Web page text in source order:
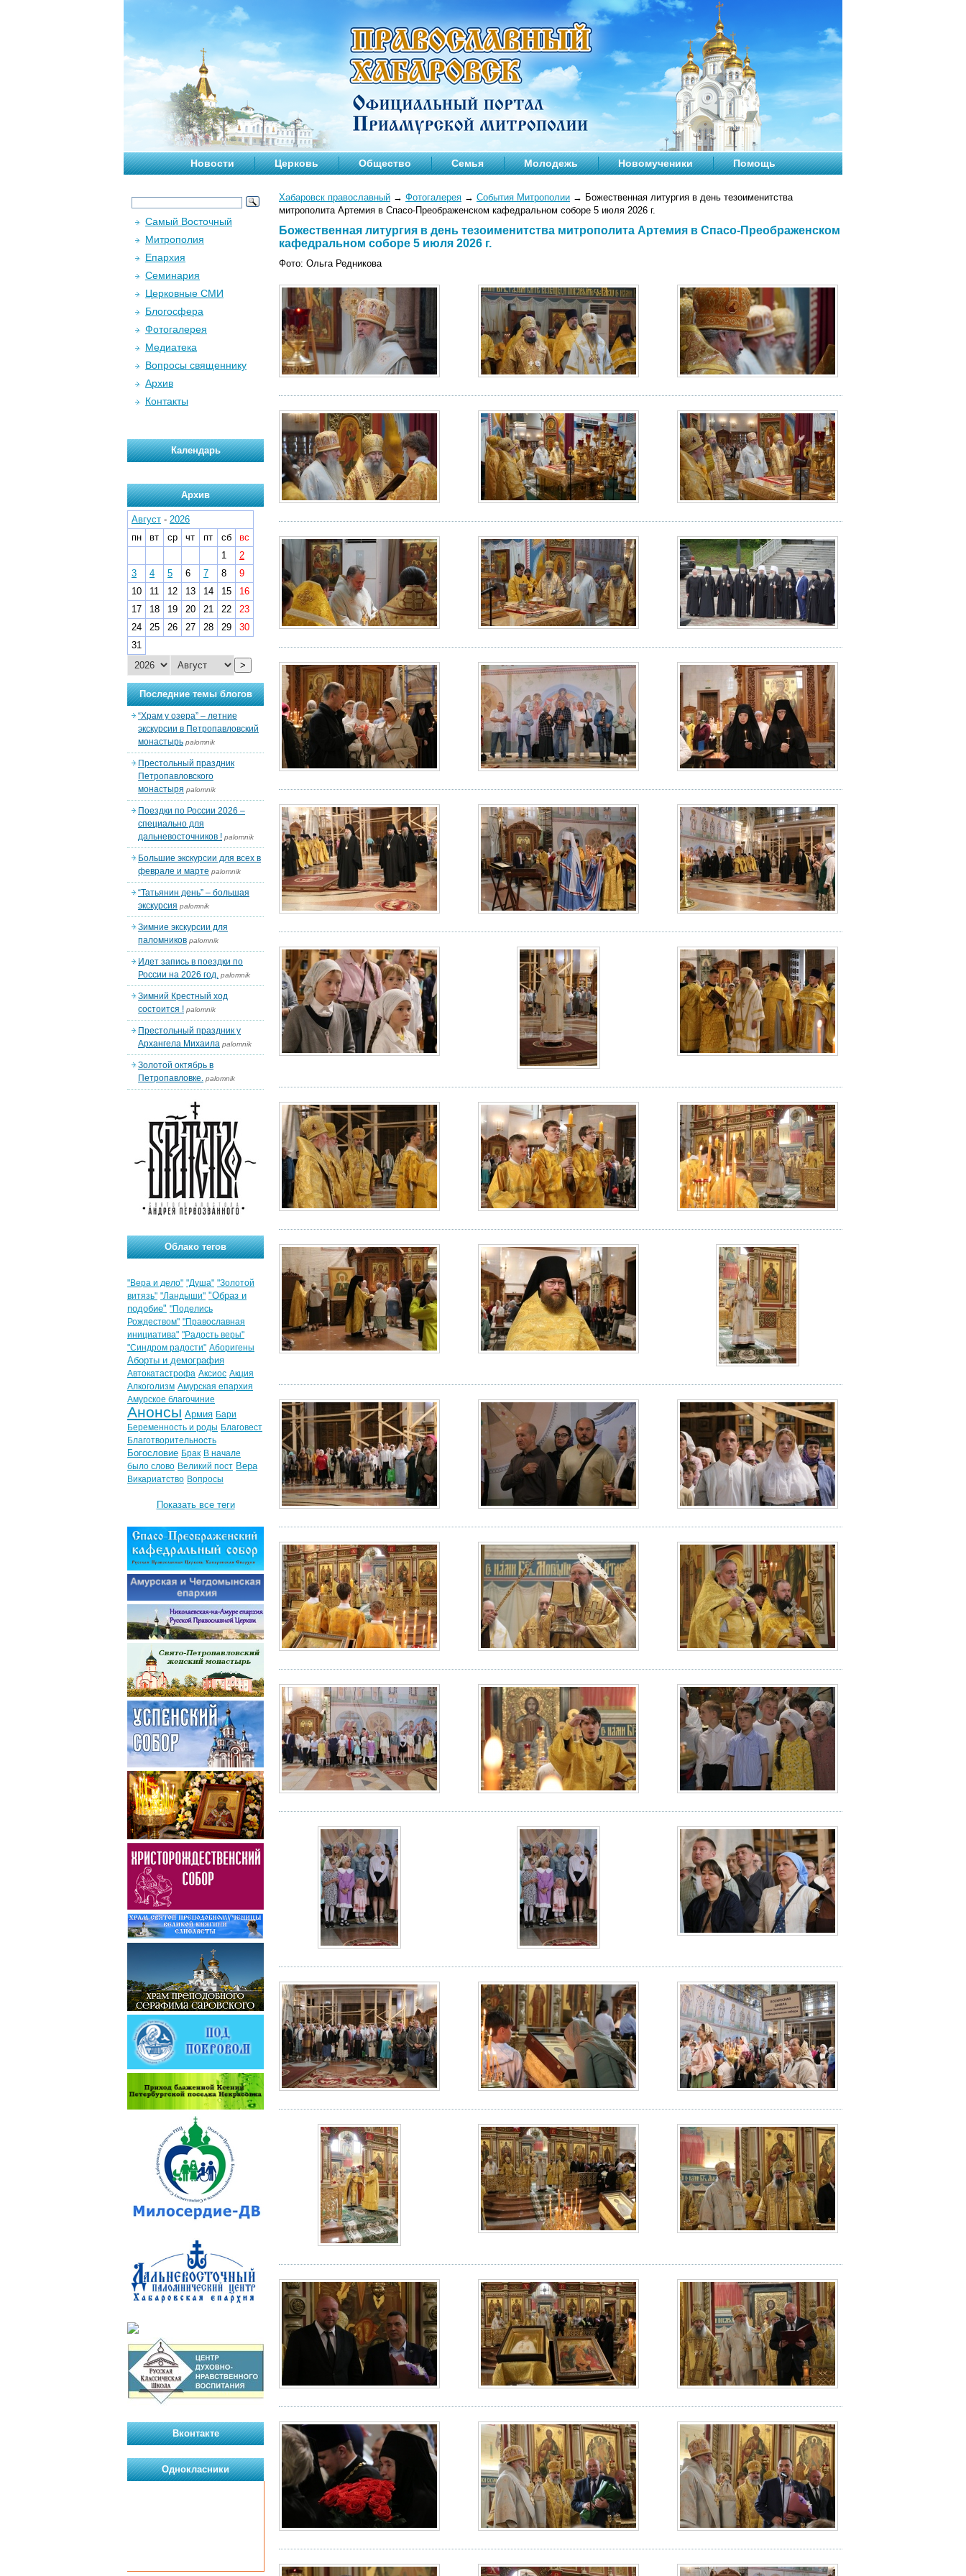
Новости Церковь Общество Семья Молодежь Новомученики Помощь
Хабаровск православный → Фотогалерея → События Митрополии → Божественная литургия в день тезоименитства
митрополита Артемия в Спасо-Преображенском кафедральном соборе 5 июля 2026 г.
Божественная литургия в день тезоименитства митрополита Артемия в Спасо-Преображенском
кафедральном соборе 5 июля 2026 г.
Фото: Ольга Редникова
Самый Восточный
Митрополия
Епархия
Семинария
Церковные СМИ
Блогосфера
Фотогалерея
Медиатека
Вопросы священнику
Архив
Контакты
Календарь
Архив
Август - 2026
пн
вт ср чт пт сб
вс
1
2
3
4 5 6 7 8
9
10
11 12 13 14 15
16
17
18 19 20 21 22
23
24
25 26 27 28 29
30
31
>
Последние темы блогов
“Храм у озера” – летние
экскурсии в Петропавловский
монастырь palomnik
Престольный праздник
Петропавловского
монастыря palomnik
Поездки по России 2026 –
специально для
дальневосточников ! palomnik
Большие экскурсии для всех в
феврале и марте palomnik
“Татьянин день” – большая
экскурсия palomnik
Зимние экскурсии для
паломников palomnik
Идет запись в поездки по
России на 2026 год. palomnik
Зимний Крестный ход
состоится ! palomnik
Престольный праздник у
Архангела Михаила palomnik
Золотой октябрь в
Петропавловке. palomnik
Облако тегов
"Вера и дело" "Душа" "Золотой
витязь" "Ландыши" "Образ и
подобие" "Поделись
Рождеством" "Православная
инициатива" "Радость веры"
"Синдром радости" Аборигены
Аборты и демография
Автокатастрофа Аксиос Акция
Алкоголизм Амурская епархия
Амурское благочиние
Анонсы Армия Бари
Беременность и роды Благовест
Благотворительность
Богословие Брак В начале
было слово Великий пост Вера
Викариатство Вопросы
Показать все теги
Вконтакте
Однокласники